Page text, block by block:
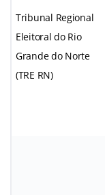
Tribunal Regional
Eleitoral do Rio
Grande do Norte
(TRE RN)